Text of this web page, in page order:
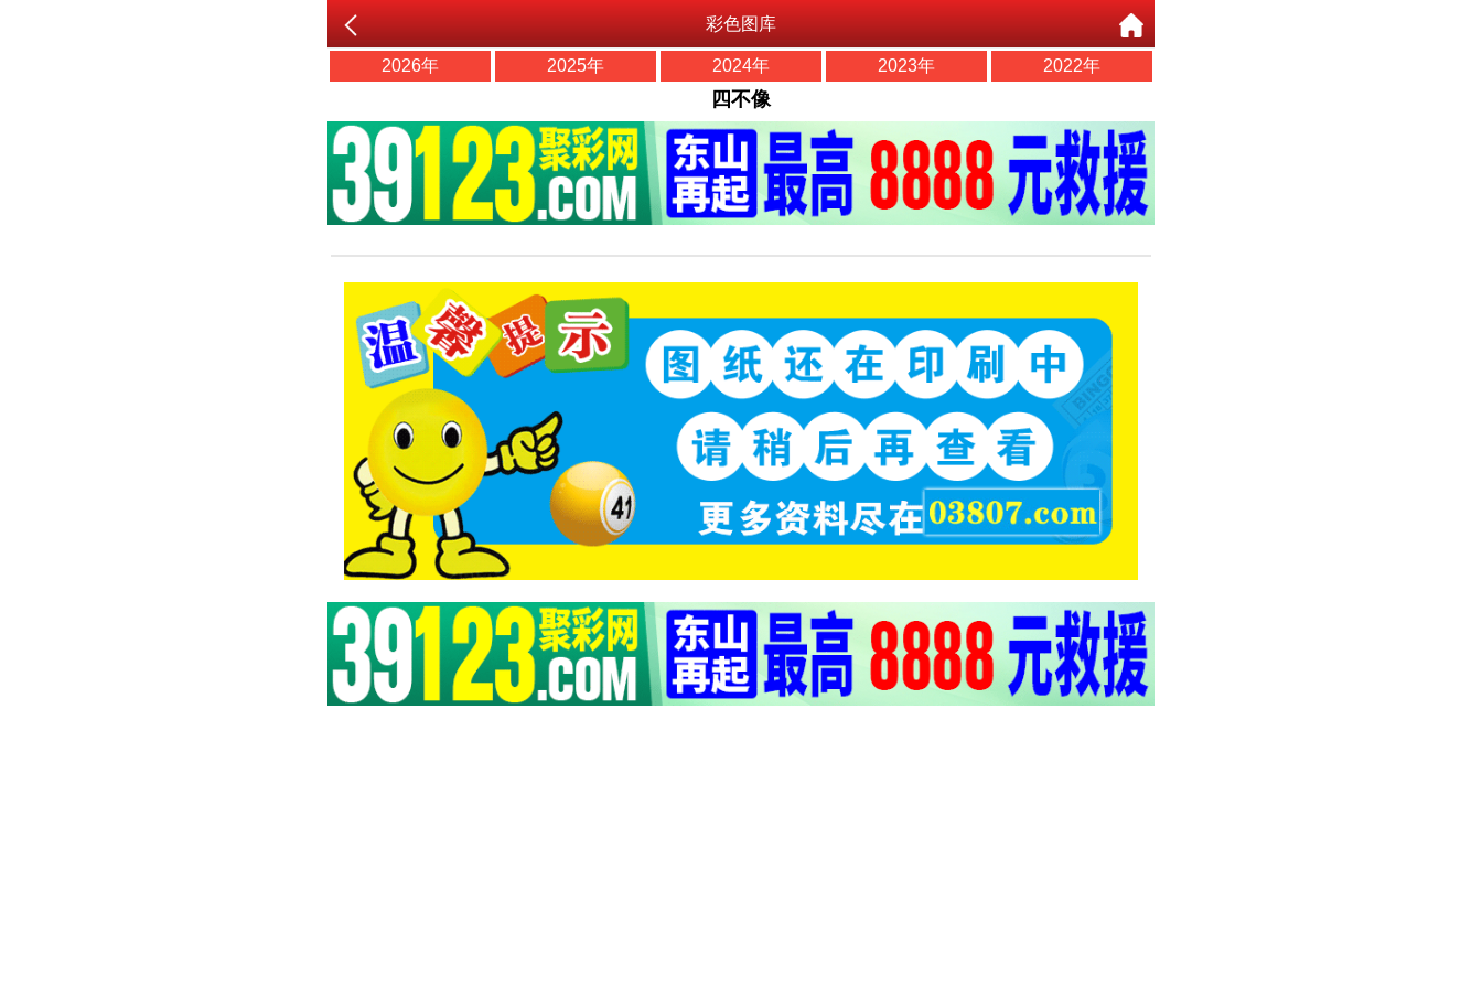
彩色图库
2026年 2025年 2024年 2023年 2022年
四不像